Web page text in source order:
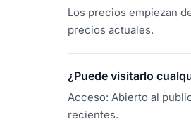
Los precios empiezan
precios actuales.
¿Puede visitarlo
Acceso: Abierto al
recientes.